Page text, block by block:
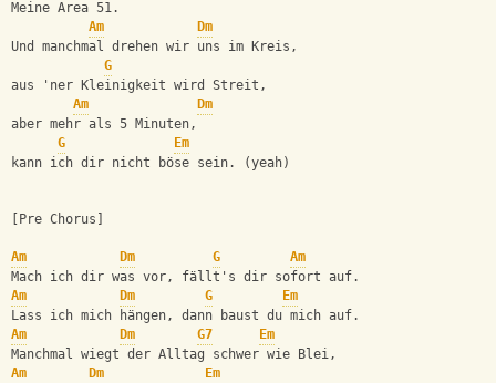
Meine Area 51.
Am
Dm
Und manchmal drehen wir uns im Kreis,
G
aus 'ner Kleinigkeit wird Streit,
Am
Dm
aber mehr als 5 Minuten,
G
Em
kann ich dir nicht böse sein. (yeah)
[Pre Chorus]
Am Dm G
Am
Mach ich dir was vor, fällt's dir sofort auf.
Am
Dm G
Em
Lass ich mich hängen, dann baust du mich auf.
Am
Dm G7
Em
Manchmal wiegt der Alltag schwer wie Blei,
Am
Dm
Em